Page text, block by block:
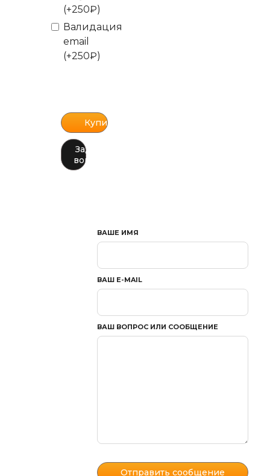
(+250₽)
Валидация
email
(+250₽)
Задать
вопрос
ВАШЕ ИМЯ
ВАШ E-MAIL
ВАШ ВОПРОС ИЛИ СООБЩЕНИЕ